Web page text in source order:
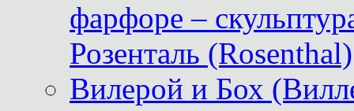
фарфоре –
Розенталь (Rosenthal)
Вилерой и Бох